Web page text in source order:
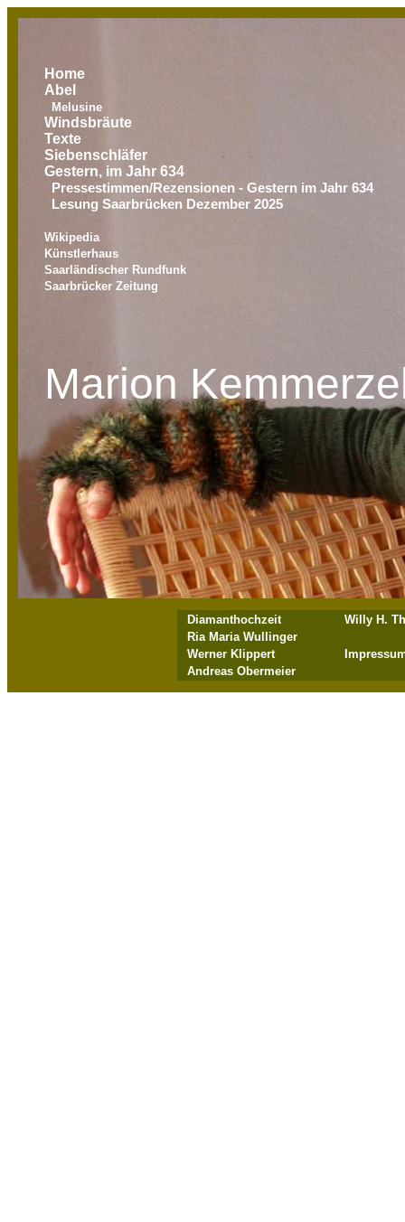
Home
Abel
Melusine
Windsbräute
Texte
Siebenschläfer
Gestern, im Jahr 634
Pressestimmen/Rezensionen - Gestern im Jahr 634
Lesung Saarbrücken Dezember 2025
Wikipedia
Künstlerhaus
Saarländischer Rundfunk
Saarbrücker Zeitung
Marion
Diamanthochzeit
Willy H.
Ria Maria Wullinger
Werner Klippert
Andreas Obermeier